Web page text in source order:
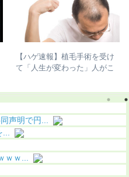
【ハゲ速報】植毛手術を受け
て「人生が変わった」人がこ
声明で円...
ｗ...